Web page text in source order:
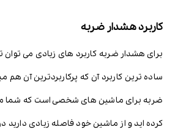
کاربرد هشدار ضربه
برای هشدار ضربه کاربرد های زیادی می توان
ساده ترین کاربرد آن که پرکاربردترین آن هم
ضربه برای ماشین های شخصی است که شما
کرده اید و از ماشین خود فاصله زیادی دارید